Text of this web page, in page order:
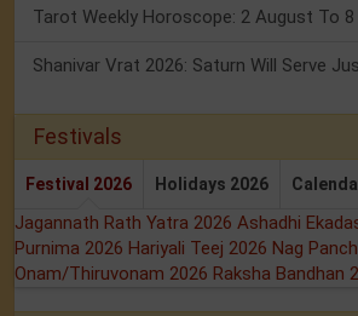
Tarot Weekly Horoscope: 2 August To
Festivals
Festival 2026 Holidays 2026
Jagannath Rath Yatra 2026 Ashadhi
Purnima 2026 Hariyali Teej 2026 Nag
Onam/Thiruvonam 2026 Raksha Bandhan